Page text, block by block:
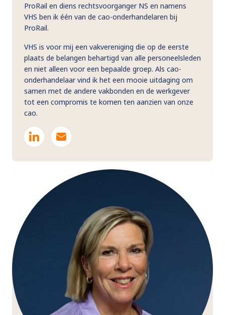
ProRail en diens rechtsvoorganger NS en namens
VHS ben ik één van de cao-onderhandelaren bij
ProRail.
VHS is voor mij een vakvereniging die op de eerste
plaats de belangen behartigd van alle personeelsleden
en niet alleen voor een bepaalde groep. Als cao-
onderhandelaar vind ik het een mooie uitdaging om
samen met de andere vakbonden en de werkgever
tot een compromis te komen ten aanzien van onze
cao.